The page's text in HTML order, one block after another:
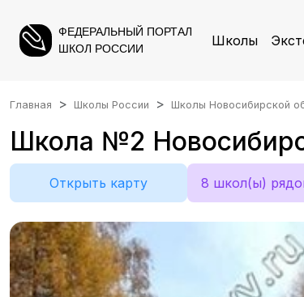
ФЕДЕРАЛЬНЫЙ ПОРТАЛ
ШКОЛ РОССИИ
Школы
Главная Школы России Школы Новосибирской
Школа №2
Открыть карту 8 школ(ы)